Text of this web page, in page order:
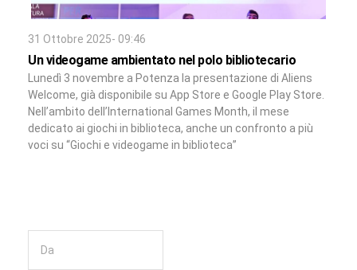
31 Ottobre 2025- 09:46
Un videogame ambientato nel polo bibliotecario
Lunedì 3 novembre a Potenza la presentazione di Aliens
Welcome, già disponibile su App Store e Google Play Store.
Nell’ambito dell’International Games Month, il mese
dedicato ai giochi in biblioteca, anche un confronto a più
voci su “Giochi e videogame in biblioteca”